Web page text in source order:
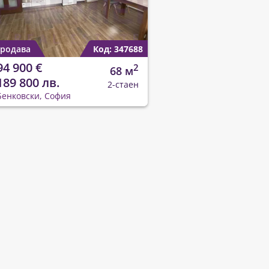
Код: 347688
900 €
800 лв.
68 м2
2-стаен
София